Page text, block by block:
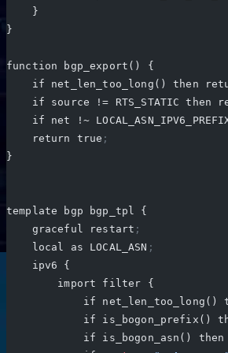
    }
}
function bgp_export() {
if net_len_too_long() then
if source != RTS_STATIC then
if net !~
    return true
;
}
template bgp bgp_tpl {
    graceful restart
;
    local as LOCAL_ASN
;
    ipv6 {
        import filter {
if
if
if is_bogon_asn()